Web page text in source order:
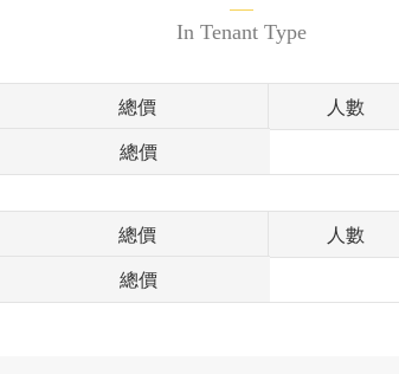
In Tenant Type
總價 人數
總價
總價 人數
總價